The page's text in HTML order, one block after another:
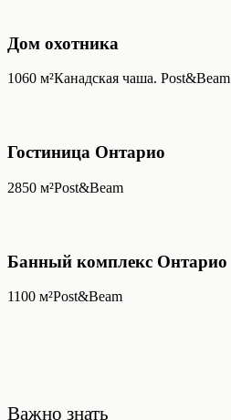
Дом охотника
1060 м²Канадская чаша. Post&Beam
Гостиница Онтарио
2850 м²Post&Beam
Банный комплекс Онтарио
1100 м²Post&Beam
Важно знать